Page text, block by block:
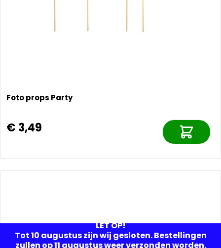
LET OP!
Tot 10 augustus zijn wij gesloten. Bestellingen
zullen op 11 augustus weer verzonden worden.
Foto props Party
€ 3,49